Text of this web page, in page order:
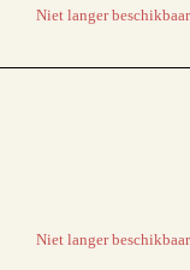
Niet langer beschikbaar
Niet langer beschikbaar